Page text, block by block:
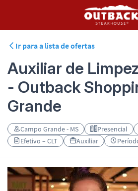
Ir para a lista de ofertas
Auxiliar de
- Outback
Grande
Campo Grande - MS Presencial
Efetivo – CLT
Auxiliar